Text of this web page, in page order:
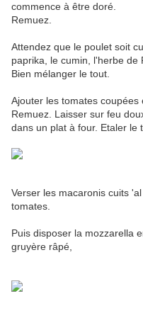
commence à être doré.
Remuez.
Attendez que le poulet soit
paprika, le cumin, l'herbe de
Bien mélanger le tout.
Ajouter les tomates coupées
Remuez. Laisser sur feu
dans un plat à four. Etaler le
Verser les macaronis cuits
tomates.
Puis disposer la mozzarella
gruyère râpé,